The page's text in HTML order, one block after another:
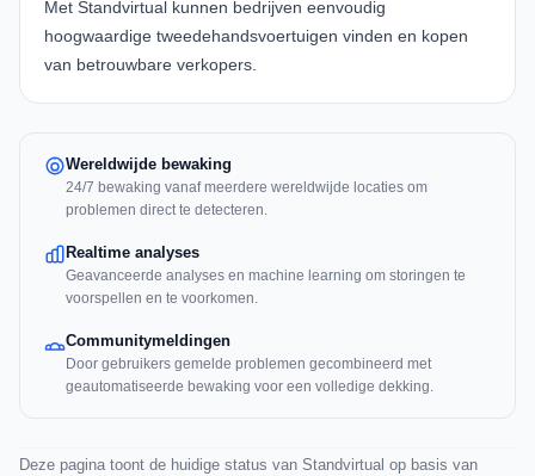
Met Standvirtual kunnen bedrijven eenvoudig
hoogwaardige tweedehandsvoertuigen vinden en kopen
van betrouwbare verkopers.
Wereldwijde bewaking
24/7 bewaking vanaf meerdere wereldwijde locaties om
problemen direct te detecteren.
Realtime analyses
Geavanceerde analyses en machine learning om storingen te
voorspellen en te voorkomen.
Communitymeldingen
Door gebruikers gemelde problemen gecombineerd met
geautomatiseerde bewaking voor een volledige dekking.
Deze pagina toont de huidige status van Standvirtual op basis van